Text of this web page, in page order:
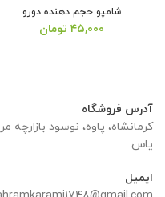
شامپو حجم دهنده دورو
۴۵,۰۰۰ تومان
آدرس فروشگاه
یاس
ایمیل